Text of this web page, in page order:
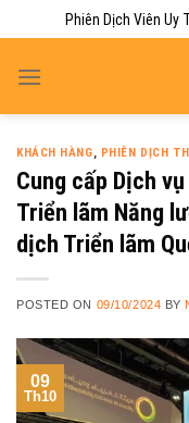
to
content
Phiên Dịch Viên Uy
KHÁCH HÀNG, PHIÊN DỊCH
Cung cấp Dịch
Triển lãm Năng
dịch Triển lãm
POSTED ON 09/10/2024 BY
09
Th10